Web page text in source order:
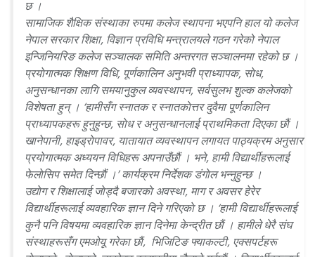
छ ।
सामाजिक शैक्षिक संस्थाका रुपमा कलेज स्थापना भएपनि हाल यो कलेज
नेपाल सरकार शिक्षा, विज्ञान प्रविधि मन्त्रालयले गठन गरेको नेपाल
इन्जिनियरिङ कलेज सञ्चालक समिति अन्तरगत सञ्चालनमा रहेको छ ।
प्रयाेगात्मक शिक्षण विधि, पूर्णकालिन अनुभवी प्राध्यापक, साेध,
अनुसन्धानका लागि समयानुकुल व्यवस्थापन, सर्वसुलभ शुल्क कलेजकाे
विशेषता हुन् । ‘हामीसँग स्नातक र स्नातकाेत्तर दुवैमा पूर्णकालिन
प्राध्यापकहरू हुनुहुन्छ, साेध र अनुसन्धानलाई प्राथमिकता दिएका छाैं ।
खानेपानी, हाइड्राेपावर, यातायात व्यवस्थापन लगायत पाठ्यक्रम अनुसार
प्रयाेगात्मक अध्ययन विधिहरू अपनाउँछाैं । भने, हामी विद्यार्थीहरूलाई
फेलाेसिप समेत दिन्छाैं ।’ कार्यक्रम निर्देशक डंगाेल भन्नुहुन्छ ।
उद्याेग र शिक्षालाई जाेड्दै बजारकाे अवस्था, माग र अवसर हेरेर
विद्यार्थीहरूलाई व्यवहारिक ज्ञान दिने गरिएकाे छ । ‘हामी विद्यार्थीहरूलाई
कुनै पनि विषयमा व्यवहारिक ज्ञान दिनेमा केन्द्रीत छाैं । हामीले धेरै संघ
संस्थाहरूसँग एमओयू गरेका छाैं, भिजिटिङ फ्याकल्टी, एक्सपर्टहरू